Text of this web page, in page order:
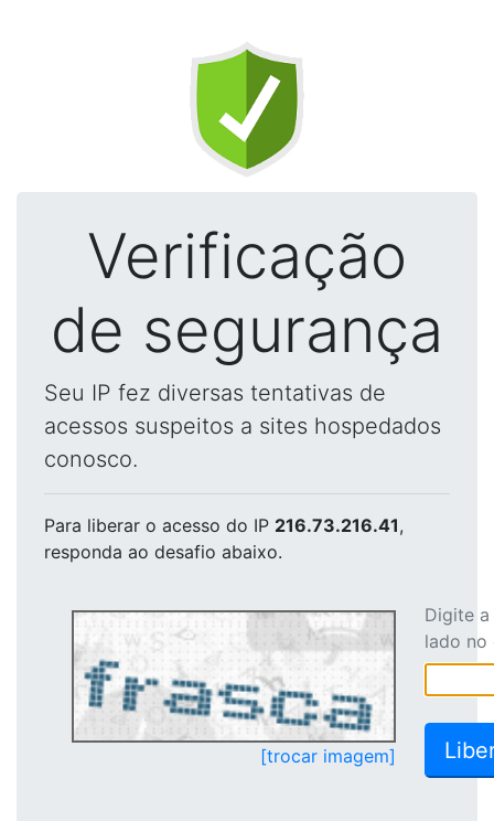
Verificação
de segurança
Seu IP fez diversas tentativas de
acessos suspeitos a sites hospedados
conosco.
Para liberar o acesso do IP 216.73.216.41,
responda ao desafio abaixo.
[trocar imagem]
Digite
lado no